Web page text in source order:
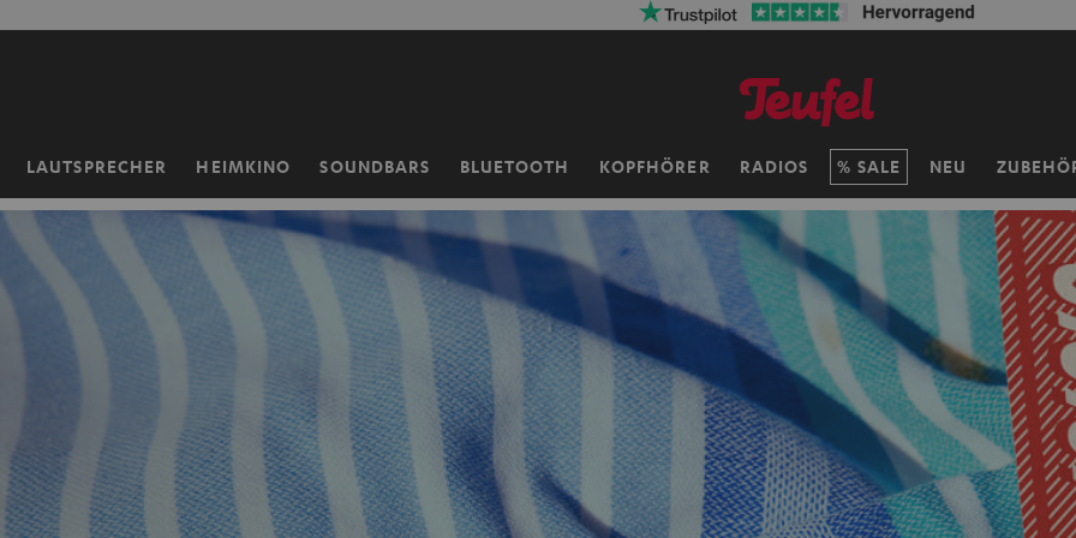
LAUTSPRECHER HEIMKINO SOUNDBARS BLUETOOTH KOPFHÖRER RADIOS SALE NEU
Startseite